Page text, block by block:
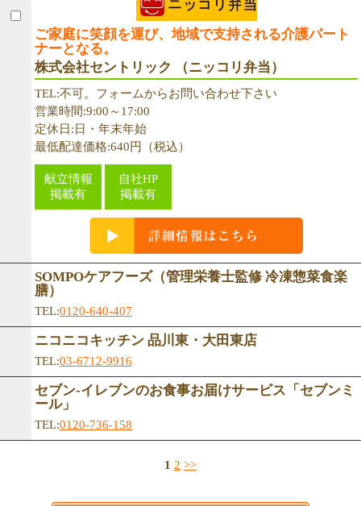
ご家庭に笑顔を運び、地域で支持される介護パート
ナーとなる。
株式会社セントリック （ニッコリ弁当）
TEL:不可。フォームからお問い合わせ下さい
営業時間:9:00～17:00
定休日:日・年末年始
最低配達価格:640円（税込）
献立情報
掲載有
自社HP
掲載有
SOMPOケアフーズ（管理栄養士監修 冷凍惣菜食楽
膳）
TEL:0120-640-407
ニコニコキッチン 品川東・大田東店
TEL:03-6712-9916
セブン-イレブンのお食事お届けサービス「セブンミ
ール」
TEL:0120-736-158
1 2 >>